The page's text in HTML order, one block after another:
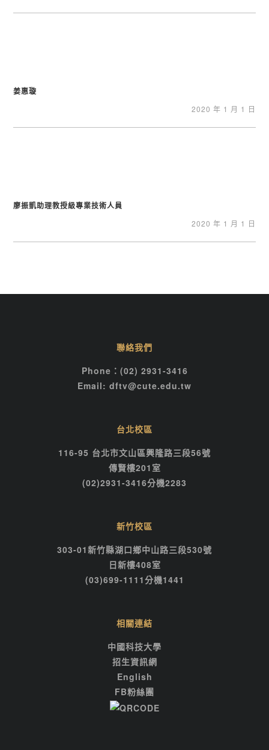
姜惠璇
2020 年 1 月 1 日
廖振凱助理教授級專業技術人員
2020 年 1 月 1 日
聯絡我們
Phone：(02) 2931-3416
Email: dftv@cute.edu.tw
台北校區
116-95 台北市文山區興隆路三段56號
傳賢樓201室
(02)2931-3416分機2283
新竹校區
303-01新竹縣湖口鄉中山路三段530號
日新樓408室
(03)699-1111分機1441
相關連結
中國科技大學
招生資訊網
English
FB粉絲團